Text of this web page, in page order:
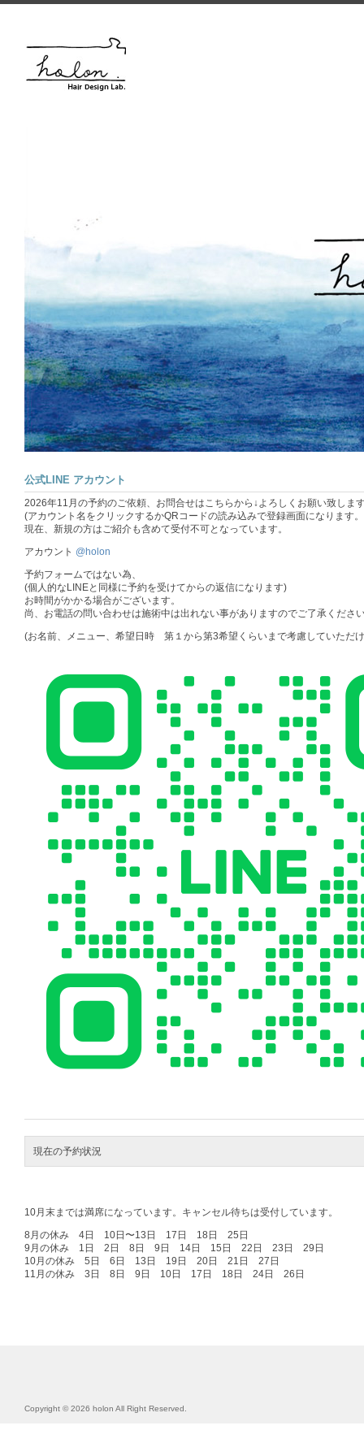
公式LINE アカウント
2026年11月の予約のご依頼、お問合せはこちらから↓よろしくお願い致しま
(アカウント名をクリックするかQRコードの読み込みで登録画面になります
現在、新規の方はご紹介も含めて受付不可となっています。
アカウント @holon
予約フォームではない為、
(個人的なLINEと同様に予約を受けてからの返信になります)
お時間がかかる場合がございます。
尚、お電話の問い合わせは施術中は出れない事がありますのでご了承くださ
(お名前、メニュー、希望日時 第１から第3希望くらいまで考慮していただ
現在の予約状況
10月末までは満席になっています。キャンセル待ちは受付しています。
8月の休み 4日 10日〜13日 17日 18日 25日
9月の休み 1日 2日 8日 9日 14日 15日 22日 23日 29日
10月の休み 5日 6日 13日 19日 20日 21日 27日
11月の休み 3日 8日 9日 10日 17日 18日 24日 26日
Copyright © 2026 holon All Right Reserved.